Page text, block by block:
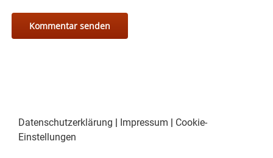
Datenschutzerklärung Impressum
Cookie-
Einstellungen